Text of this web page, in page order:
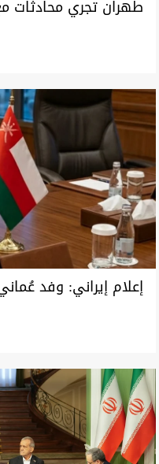
طهران تجري محادثات
إعلام إيراني: وفد